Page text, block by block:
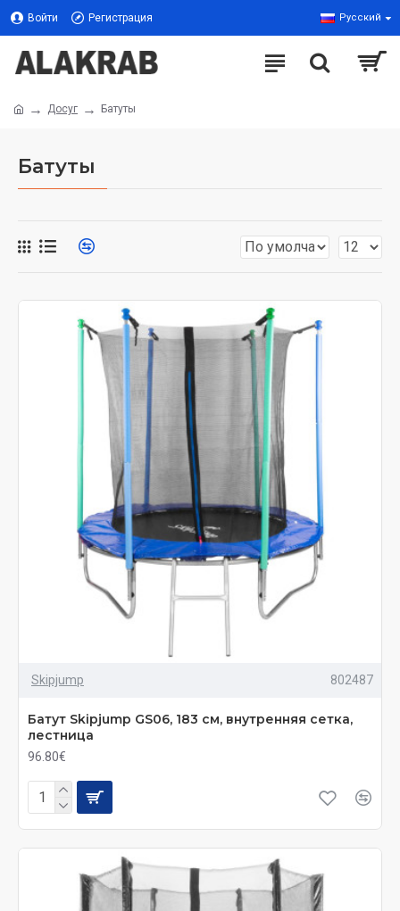
Войти Регистрация Русский
Досуг Батуты
Батуты
Skipjump 802487
Батут Skiрjumр GS06, 183 см, внутренняя сетка,
лестница
96.80€